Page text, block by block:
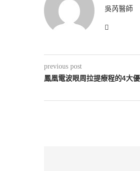
吳芮醫師
previous post
鳳凰電波眼周拉提療程的4大